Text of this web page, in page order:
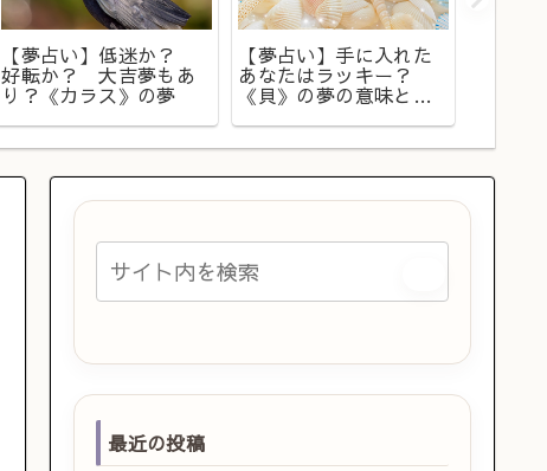
【夢占い】低迷か？
好転か？ 大吉夢もあ
り？《カラス》の夢
【夢占い】手に入れた
あなたはラッキー？
《貝》の夢の意味と
は？
【夢占
最近の投稿